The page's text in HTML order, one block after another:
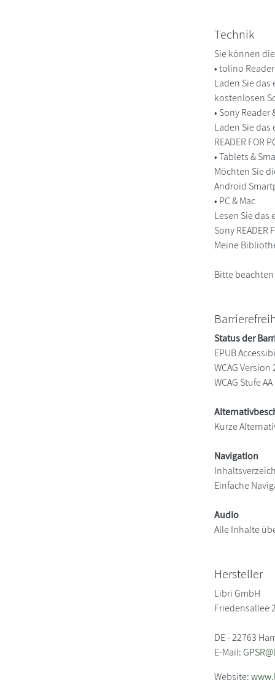
Technik
Sie können
• tolino Reader
Laden Sie
kostenlosen
• Sony
Laden Sie
READER
• Tablets &
Möchten Sie
Android
• PC & Mac
Lesen Sie
Sony
Meine
Bitte
Status der
EPUB
WCAG Version
WCAG Stufe AA
Kurze
Navigation
Einfache
Audio
Alle Inhalte
Hersteller
Libri GmbH
Friedensallee
DE - 22763
E-Mail:
Website: